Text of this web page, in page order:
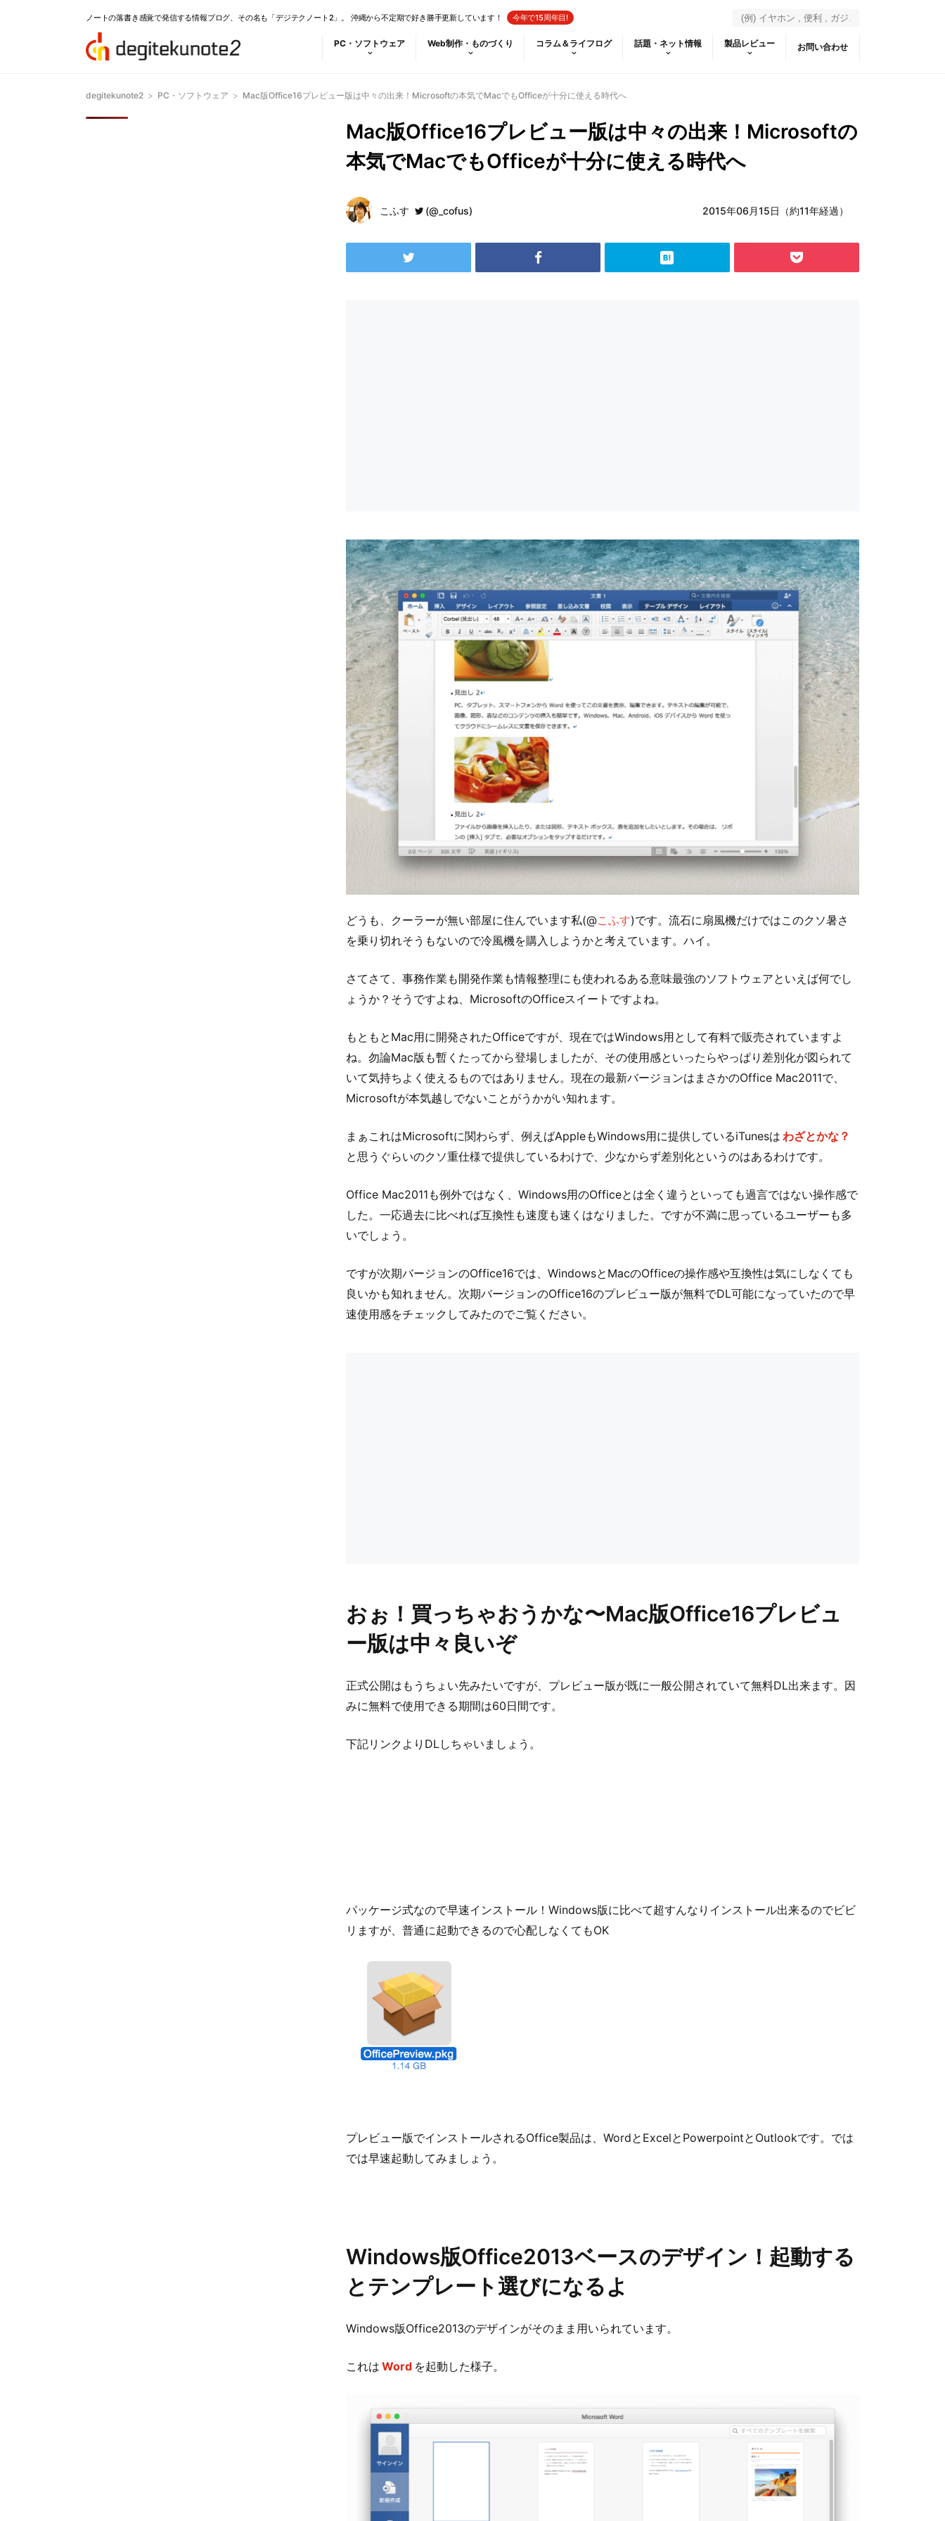
ノートの落書き感覚で発信する情報ブログ、その名も「デジテクノート2」。 沖縄から不定期で好き勝手更新しています！ 今年で15周年目!
PC・ソフトウェア Web制作・ものづくり コラム＆ライフログ 話題・ネット情報 製品レビュー お問い合わせ
degitekunote2 > PC・ソフトウェア > Mac版Office16プレビュー版は中々の出来！Microsoftの本気でMacでもOfficeが十分に使える時代へ
Mac版Office16プレビュー版は中々の出来！Microsoftの
本気でMacでもOfficeが十分に使える時代へ
こふす (@_cofus) 2015年06月15日（約11年経過）
どうも、クーラーが無い部屋に住んでいます私(@こふす)です。流石に扇風機だけではこのクソ暑さ
を乗り切れそうもないので冷風機を購入しようかと考えています。ハイ。
さてさて、事務作業も開発作業も情報整理にも使われるある意味最強のソフトウェアといえば何でし
ょうか？そうですよね、MicrosoftのOfficeスイートですよね。
もともとMac用に開発されたOfficeですが、現在ではWindows用として有料で販売されていますよ
ね。勿論Mac版も暫くたってから登場しましたが、その使用感といったらやっぱり差別化が図られて
いて気持ちよく使えるものではありません。現在の最新バージョンはまさかのOffice Mac2011で、
Microsoftが本気越しでないことがうかがい知れます。
まぁこれはMicrosoftに関わらず、例えばAppleもWindows用に提供しているiTunesは わざとかな？
と思うぐらいのクソ重仕様で提供しているわけで、少なからず差別化というのはあるわけです。
Office Mac2011も例外ではなく、Windows用のOfficeとは全く違うといっても過言ではない操作感で
した。一応過去に比べれば互換性も速度も速くはなりました。ですが不満に思っているユーザーも多
いでしょう。
ですが次期バージョンのOffice16では、WindowsとMacのOfficeの操作感や互換性は気にしなくても
良いかも知れません。次期バージョンのOffice16のプレビュー版が無料でDL可能になっていたので早
速使用感をチェックしてみたのでご覧ください。
おぉ！買っちゃおうかな〜Mac版Office16プレビュ
ー版は中々良いぞ
正式公開はもうちょい先みたいですが、プレビュー版が既に一般公開されていて無料DL出来ます。因
みに無料で使用できる期間は60日間です。
下記リンクよりDLしちゃいましょう。
パッケージ式なので早速インストール！Windows版に比べて超すんなりインストール出来るのでビビ
リますが、普通に起動できるので心配しなくてもOK
プレビュー版でインストールされるOffice製品は、WordとExcelとPowerpointとOutlookです。では
では早速起動してみましょう。
Windows版Office2013ベースのデザイン！起動する
とテンプレート選びになるよ
Windows版Office2013のデザインがそのまま用いられています。
これは Word を起動した様子。